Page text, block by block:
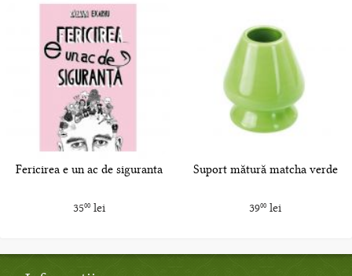
Fericirea e un ac de siguranta
3500lei
Suport mătură matcha verde
3900lei